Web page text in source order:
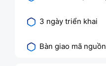
3 ngày triển khai
Bàn giao mã nguồn